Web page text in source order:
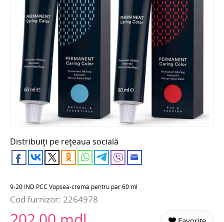
Distribuiți pe rețeaua socială
9-20 IND PCC Vopsea-crema pentru par 60 ml
Cod furnizor: 2264978